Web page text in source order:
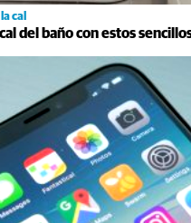
cal
cal del baño con estos